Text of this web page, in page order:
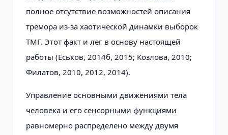
полное отсутствие возможностей описания
тремора из-за хаотической динамки выборок
ТМГ. Этот факт и лег в основу настоящей
работы (Есь­ков, 2014б, 2015; Козлова, 2010;
Филатов, 2010, 2012, 2014).
Управление основными движениями тела
человека и его сенсорными фун­кциями
равномерно распределено меж­ду двумя